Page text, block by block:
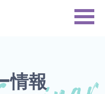
情報